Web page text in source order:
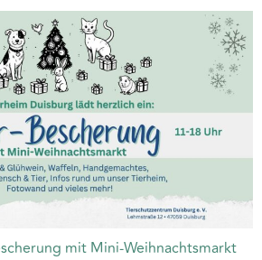
mit Mini-Weihnachtsmarkt